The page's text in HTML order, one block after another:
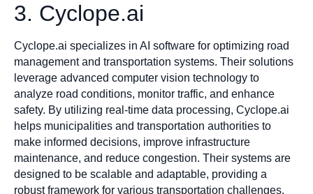
3. Cyclope.ai
Cyclope.ai specializes in AI software for optimizing road
management and transportation systems. Their solutions
leverage advanced computer vision technology to
analyze road conditions, monitor traffic, and enhance
safety. By utilizing real-time data processing, Cyclope.ai
helps municipalities and transportation authorities to
make informed decisions, improve infrastructure
maintenance, and reduce congestion. Their systems are
designed to be scalable and adaptable, providing a
robust framework for various transportation challenges.